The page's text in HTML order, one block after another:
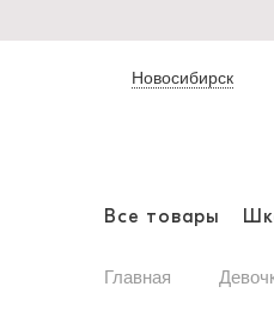
Новосибирск
Все товары
Главная